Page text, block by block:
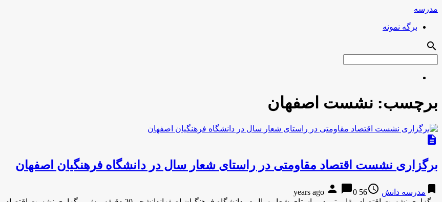
مدرسه
برگه نمونه
search
برچسب: نشست اصفهان
description
برگزاری نشست اقتصاد مقاومتی در راستای شعار سال در دانشگاه فرهنگیان اصفهان
bookmark مدرسه دانش access_time
56 years ago
person chat_bubble0